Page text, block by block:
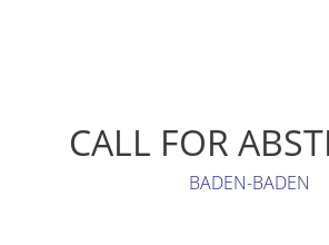
CALL FOR
BADEN-BADEN